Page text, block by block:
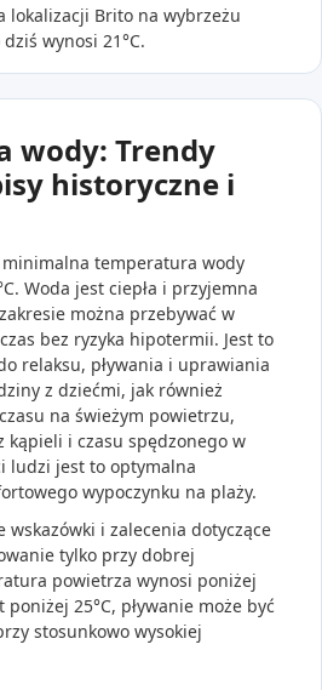
lokalizacji Brito na wybrzeżu
wynosi 21°C.
wody: Trendy
historyczne i
minimalna temperatura wody
Woda jest ciepła i przyjemna
można przebywać w
bez ryzyka hipotermii. Jest to
relaksu, pływania i uprawiania
z dziećmi, jak również
na świeżym powietrzu,
kąpieli i czasu spędzonego w
ludzi jest to optymalna
wypoczynku na plaży.
wskazówki i zalecenia dotyczące
tylko przy dobrej
powietrza wynosi poniżej
poniżej 25°C, pływanie może być
stosunkowo wysokiej